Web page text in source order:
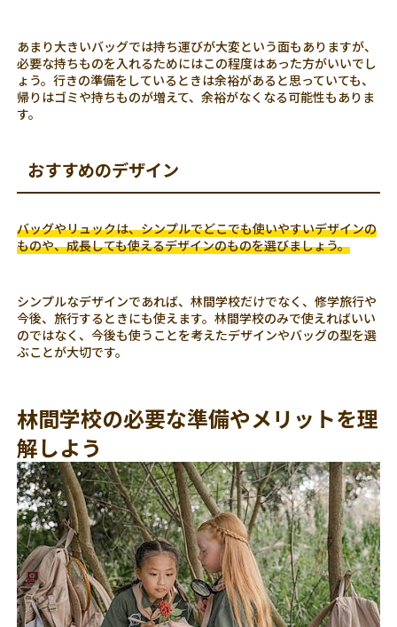
あまり大きいバッグでは持ち運びが大変という面もありますが、
必要な持ちものを入れるためにはこの程度はあった方がいいでし
ょう。行きの準備をしているときは余裕があると思っていても、
帰りはゴミや持ちものが増えて、余裕がなくなる可能性もありま
す。
おすすめのデザイン
バッグやリュックは、シンプルでどこでも使いやすいデザインの
ものや、成長しても使えるデザインのものを選びましょう。
シンプルなデザインであれば、林間学校だけでなく、修学旅行や
今後、旅行するときにも使えます。林間学校のみで使えればいい
のではなく、今後も使うことを考えたデザインやバッグの型を選
ぶことが大切です。
林間学校の必要な準備やメリットを理
解しよう